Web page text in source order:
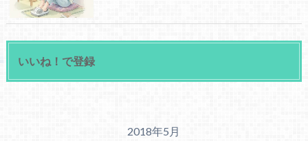
いいね！で登録
2018年5月